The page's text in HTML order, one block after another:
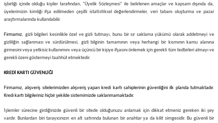
işbirliği içinde olduğu kişiler tarafından, "Üyelik Sözleşmesi" ile belirlenen amaçlar ve kapsam dışında da,
üyelerimizin kimliği ifşa edilmeden çeşitli istatistiksel değerlendirmeler, veri tabanı oluşturma ve pazar
araştırmalarında kullanılabilir.
Firmamız, gizli bilgileri kesinlikle özel ve gizli tutmayı, bunu bir sır saklama yükümü olarak addetmeyi ve
gizliliğin sağlanması ve sürdürülmesi, gizli bilginin tamamının veya herhangi bir kısmının kamu alanına
girmesini veya yetkisiz kullanımını veya üçüncü bir kişiye ifşasını önlemek için gerekli tüm tedbirleri almayı ve
gerekli özeni göstermeyi taahhüt etmektedir.
KREDİ KARTI GÜVENLİĞİ
Firmamız, alışveriş sitelerimizden alışveriş yapan kredi kartı sahiplerinin güvenliğini ilk planda tutmaktadır.
Kredi kartı bilgileriniz hiçbir şekilde sistemimizde saklanmamaktadır.
İşlemler sürecine girdiğinizde güvenli bir sitede olduğunuzu anlamak için dikkat etmeniz gereken iki şey
vardır. Bunlardan biri tarayıcınızın en alt satırında bulunan bir anahtar ya da kilit simgesidir. Bu güvenli bir